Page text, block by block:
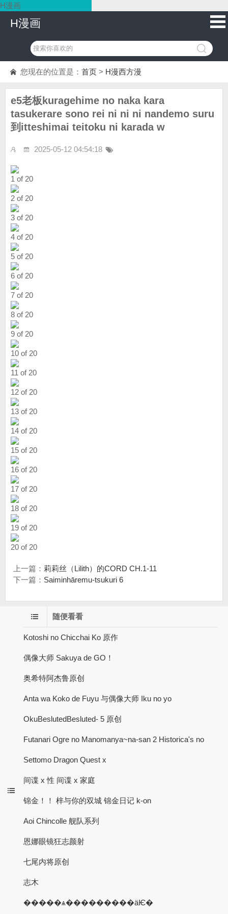
H漫画
H漫画
您现在的位置是： 首页 > H漫西方漫
e5老板kuragehime no naka kara
tasukerare sono rei ni ni ni nandemo suru
到itteshimai teitoku ni karada w
2025-05-12 04:54:18
1 of 20
2 of 20
3 of 20
4 of 20
5 of 20
6 of 20
7 of 20
8 of 20
9 of 20
10 of 20
11 of 20
12 of 20
13 of 20
14 of 20
15 of 20
16 of 20
17 of 20
18 of 20
19 of 20
20 of 20
上一篇： 莉莉丝（Lilith）的CORD CH.1-11
下一篇： Saiminhāremu-tsukuri 6
随便看看
Kotoshi no Chicchai Ko 原作
偶像大师 Sakuya de GO！
奥希特阿杰鲁原创
Anta wa Koko de Fuyu 与偶像大师 Iku no yo
OkuBeslutedBesluted- 5 原创
Futanari Ogre no Manom​​anya~na-san 2 Historica's no
Settomo Dragon Quest x
间谍 x 性 间谍 x 家庭
锦金！！ 梓与你的双城 锦金日记 k-on
Aoi Chincolle 舰队系列
恩娜眼镜狂志颜射
七尾内将原创
志木
�����ѧ���������äѤ�